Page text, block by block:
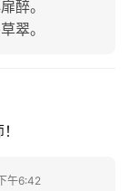
醉。
翠。
午6:42